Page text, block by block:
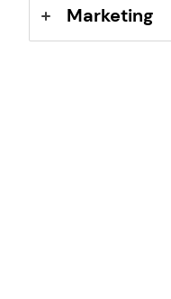
selbstbestimmte Zukunft.
Marketing